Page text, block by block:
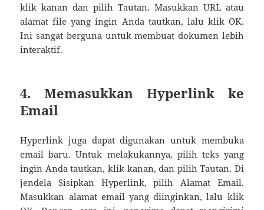
klik kanan dan pilih Tautan. Masukkan URL atau
alamat file yang ingin Anda tautkan, lalu klik OK.
Ini sangat berguna untuk membuat dokumen lebih
interaktif.
4. Memasukkan Hyperlink ke
Email
Hyperlink juga dapat digunakan untuk membuka
email baru. Untuk melakukannya, pilih teks yang
ingin Anda tautkan, klik kanan, dan pilih Tautan. Di
jendela Sisipkan Hyperlink, pilih Alamat Email.
Masukkan alamat email yang diinginkan, lalu klik